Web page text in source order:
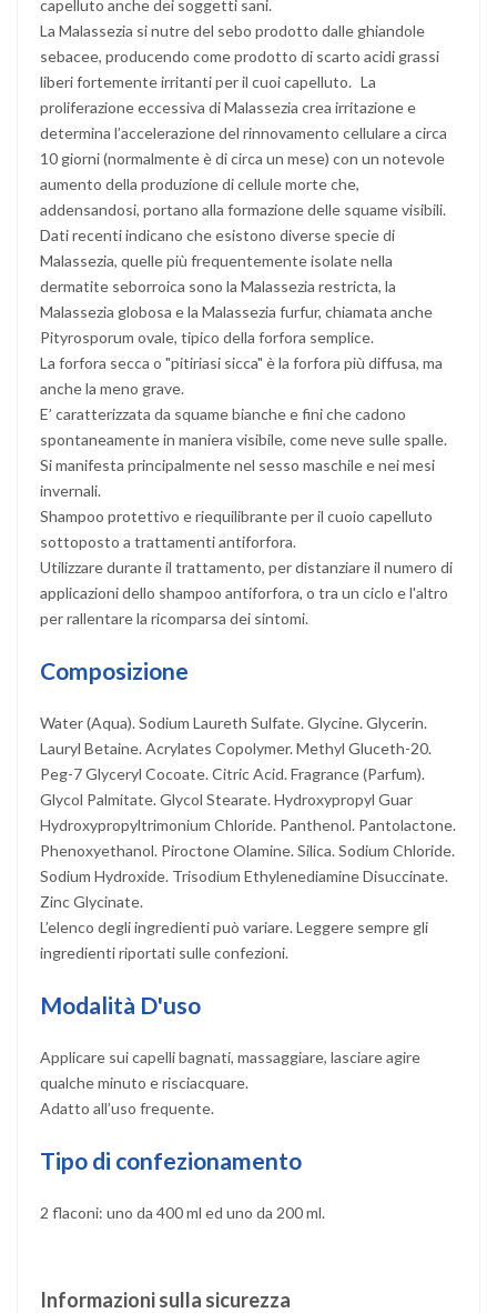
capelluto anche dei soggetti sani.
La Malassezia si nutre del sebo prodotto dalle ghiandole
sebacee, producendo come prodotto di scarto acidi grassi
liberi fortemente irritanti per il cuoi capelluto. La
proliferazione eccessiva di Malassezia crea irritazione e
determina l’accelerazione del rinnovamento cellulare a circa
10 giorni (normalmente è di circa un mese) con un notevole
aumento della produzione di cellule morte che,
addensandosi, portano alla formazione delle squame visibili.
Dati recenti indicano che esistono diverse specie di
Malassezia, quelle più frequentemente isolate nella
dermatite seborroica sono la Malassezia restricta, la
Malassezia globosa e la Malassezia furfur, chiamata anche
Pityrosporum ovale, tipico della forfora semplice.
La forfora secca o "pitiriasi sicca" è la forfora più diffusa, ma
anche la meno grave.
E’ caratterizzata da squame bianche e fini che cadono
spontaneamente in maniera visibile, come neve sulle spalle.
Si manifesta principalmente nel sesso maschile e nei mesi
invernali.
Shampoo protettivo e riequilibrante per il cuoio capelluto
sottoposto a trattamenti antiforfora.
Utilizzare durante il trattamento, per distanziare il numero di
applicazioni dello shampoo antiforfora, o tra un ciclo e l'altro
per rallentare la ricomparsa dei sintomi.
Composizione
Water (Aqua). Sodium Laureth Sulfate. Glycine. Glycerin.
Lauryl Betaine. Acrylates Copolymer. Methyl Gluceth-20.
Peg-7 Glyceryl Cocoate. Citric Acid. Fragrance (Parfum).
Glycol Palmitate. Glycol Stearate. Hydroxypropyl Guar
Hydroxypropyltrimonium Chloride. Panthenol. Pantolactone.
Phenoxyethanol. Piroctone Olamine. Silica. Sodium Chloride.
Sodium Hydroxide. Trisodium Ethylenediamine Disuccinate.
Zinc Glycinate.
L’elenco degli ingredienti può variare. Leggere sempre gli
ingredienti riportati sulle confezioni.
Modalità D'uso
Applicare sui capelli bagnati, massaggiare, lasciare agire
qualche minuto e risciacquare.
Adatto all’uso frequente.
Tipo di confezionamento
2 flaconi: uno da 400 ml ed uno da 200 ml.
Informazioni sulla sicurezza